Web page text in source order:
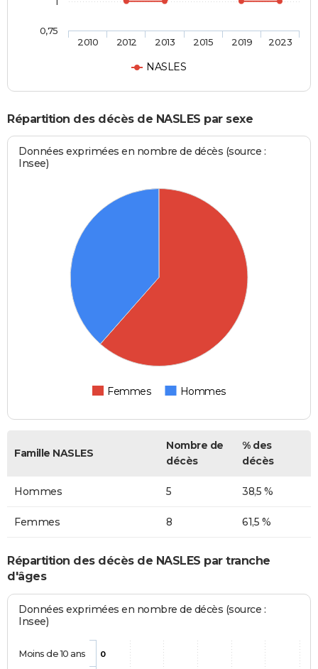
NASLES
2010 2012 2013 2015 2019 2023
0,75
Répartition des décès de NASLES par sexe
Données exprimées en nombre de décès (source :
Insee)
Femmes Hommes
Famille NASLES
Nombre de
décès
% des
décès
Hommes 5 38,5 %
Femmes 8 61,5 %
Répartition des décès de NASLES par tranche
d'âges
Données exprimées en nombre de décès (source :
Insee)
0
Moins de 10 ans